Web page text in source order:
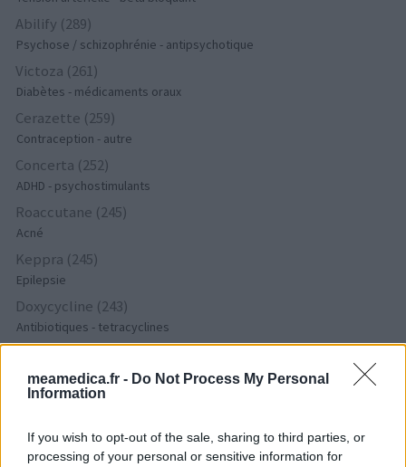
meamedica.fr - Do Not Process My Personal
Information
If you wish to opt-out of the sale, sharing to third parties, or
processing of your personal or sensitive information for
Abilify (289)
Psychose / schizophrénie - antipsychotique
Victoza (261)
Diabètes - médicaments oraux
Cerazette (259)
Contraception - autre
Concerta (252)
ADHD - psychostimulants
Roaccutane (245)
Acné
Keppra (245)
Epilepsie
Doxycycline (243)
Antibiotiques - tetracyclines
Dépression - antidépresseurs TCA
Risperdal (230)